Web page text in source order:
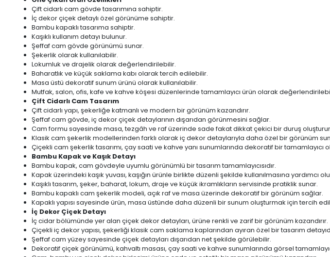
Çift cidarlı cam gövde tasarımına sahiptir.
İç dekor çiçek detaylı özel görünüme sahiptir.
Bambu kapaklı tasarıma sahiptir.
Kaşıklı kullanım detayı bulunur.
Şeffaf cam gövde görünümü sunar.
Şekerlik olarak kullanılabilir.
Lokumluk ve drajelik olarak değerlendirilebilir.
Baharatlık ve küçük saklama kabı olarak tercih edilebilir.
Masa üstü dekoratif sunum ürünü olarak kullanılabilir.
Mutfak, salon, ofis, kafe ve kahve köşesi düzenlerinde tamamlayıcı ürün olarak
Çift Cidarlı Cam Tasarım
Çift cidarlı yapı, şekerliğe katmanlı ve modern bir görünüm kazandırır.
Şeffaf cam gövde, iç dekor çiçek detaylarının dışarıdan görünmesini sağlar.
Cam formu sayesinde masa, tezgâh ve raf üzerinde sade fakat dikkat çekici bir duruş
Klasik cam şekerlik modellerinden farklı olarak iç dekor detaylarıyla daha özel bir görünüm
Çiçekli cam şekerlik tasarımı, çay saati ve kahve yanı sunumlarında dekoratif bir tamamlayıcı
Bambu Kapak ve Kaşık Detayı
Bambu kapak, cam gövdeyle uyumlu görünümlü bir tasarım tamamlayıcısıdır.
Kapak üzerindeki kaşık yuvası, kaşığın ürünle birlikte düzenli şekilde kullanılmasına yardımcı
Kaşıklı tasarım, şeker, baharat, lokum, draje ve küçük ikramlıkların servisinde pratiklik sunar.
Bambu kapaklı cam şekerlik modeli, açık raf ve masa üzerinde dekoratif bir görünüm sağlar.
Kapaklı yapısı sayesinde ürün, masa üstünde daha düzenli bir sunum oluşturmak için tercih
İç Dekor Çiçek Detayı
İç cidar bölümünde yer alan çiçek dekor detayları, ürüne renkli ve zarif bir görünüm kazandırır.
Çiçekli iç dekor yapısı, şekerliği klasik cam saklama kaplarından ayıran özel bir tasarım
Şeffaf cam yüzey sayesinde çiçek detayları dışarıdan net şekilde görülebilir.
Dekoratif çiçek görünümü, kahvaltı masası, çay saati ve kahve sunumlarında görsel